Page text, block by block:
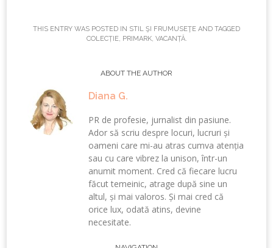
THIS ENTRY WAS POSTED IN STIL ŞI FRUMUSEŢE AND TAGGED
COLECȚIE, PRIMARK, VACANȚĂ.
ABOUT THE AUTHOR
Diana G.
PR de profesie, jurnalist din pasiune.
Ador să scriu despre locuri, lucruri și
oameni care mi-au atras cumva atenția
sau cu care vibrez la unison, într-un
anumit moment. Cred că fiecare lucru
făcut temeinic, atrage după sine un
altul, și mai valoros. Și mai cred că
orice lux, odată atins, devine
necesitate.